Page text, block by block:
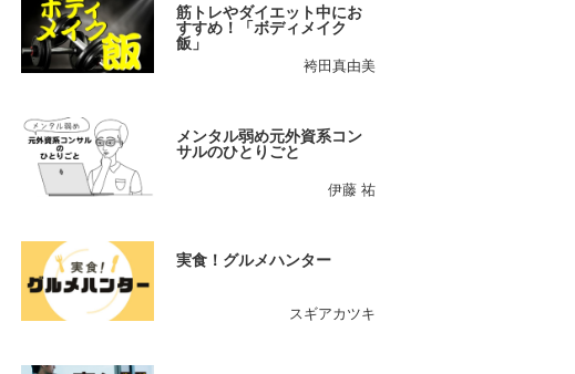
筋トレやダイエット中にお
すすめ！「ボディメイク
飯」
袴田真由美
メンタル弱め元外資系コン
サルのひとりごと
伊藤 祐
実食！グルメハンター
スギアカツキ